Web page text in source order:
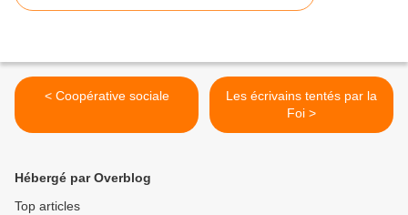
< Coopérative sociale
Les écrivains tentés par la
Foi >
Hébergé par Overblog
Top articles